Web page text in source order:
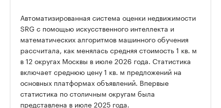
Автоматизированная система оценки недвижимости
SRG с помощью искусственного интеллекта и
математических алгоритмов машинного обучения
рассчитала, как менялась средняя стоимость 1 кв. м
в 12 округах Москвы в июле 2026 года. Статистика
включает среднюю цену 1 кв. м предложений на
основных платформах объявлений. Впервые
статистика по столичным округам была
представлена в июле 2025 года.